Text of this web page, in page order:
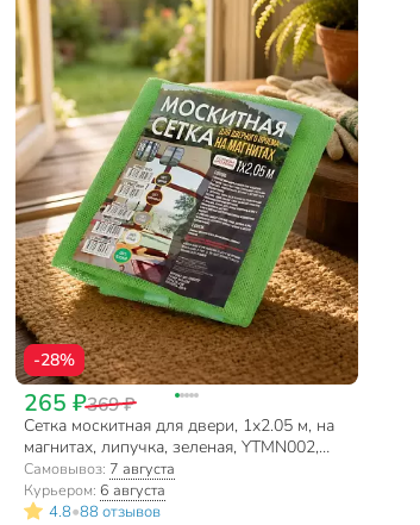
-28%
265 ₽369 ₽
Сетка москитная для двери, 1х2.05 м, на
магнитах, липучка, зеленая, YTMN002,
пакет
Самовывоз: 7 августа
Курьером: 6 августа
4.8•88 отзывов